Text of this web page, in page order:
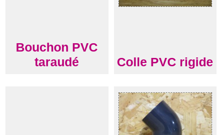
Bouchon PVC
taraudé
Colle PVC rigide